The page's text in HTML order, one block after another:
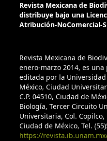
Revista Mexicana de
distribuye bajo una
Atribución-NoComercial-
Revista Mexicana de
enero-marzo 2014, es
editada por la
México, Ciudad
C.P. 04510, Ciudad de
Biología, Tercer Circuito
Universitaria, Col. Copilco,
Ciudad de México, Tel.
https://